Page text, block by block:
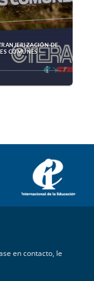
DE
COMUNES
en contacto, le